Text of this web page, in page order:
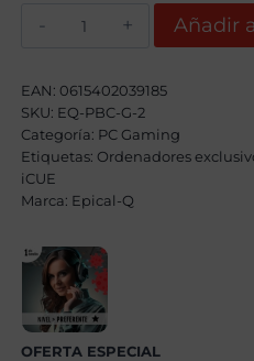
Gold
I
Intel
Core
Ultra
64GB,
NVME,
RTX
5090
+
Windows
11
Añadir
EAN: 0615402039185
SKU: EQ-PBC-G-2
Categoría: PC Gaming
Etiquetas: Ordenadores
iCUE
Marca: Epical-Q
OFERTA ESPECIAL